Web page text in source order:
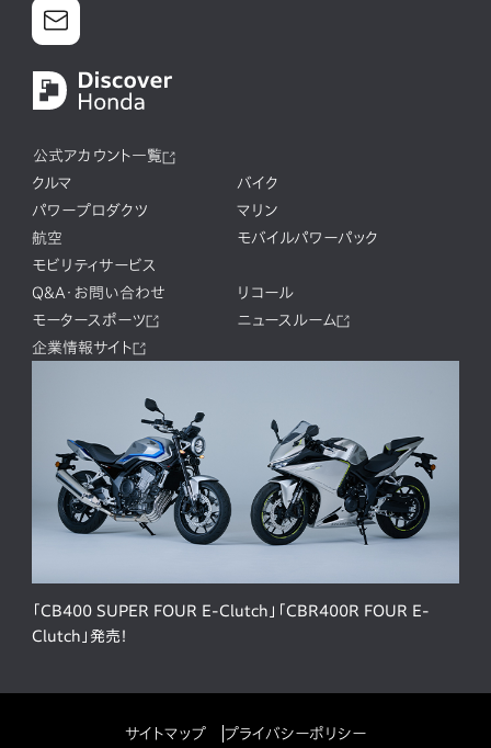
公式アカウント一覧
クルマ
バイク
パワープロダクツ
マリン
航空
モバイルパワーパック
モビリティサービス
Q&A・お問い合わせ
リコール
モータースポーツ
ニュースルーム
企業情報サイト
「CB400 SUPER FOUR E-Clutch」「CBR400R FOUR E-
Clutch」発売！
サイトマップ プライバシーポリシー